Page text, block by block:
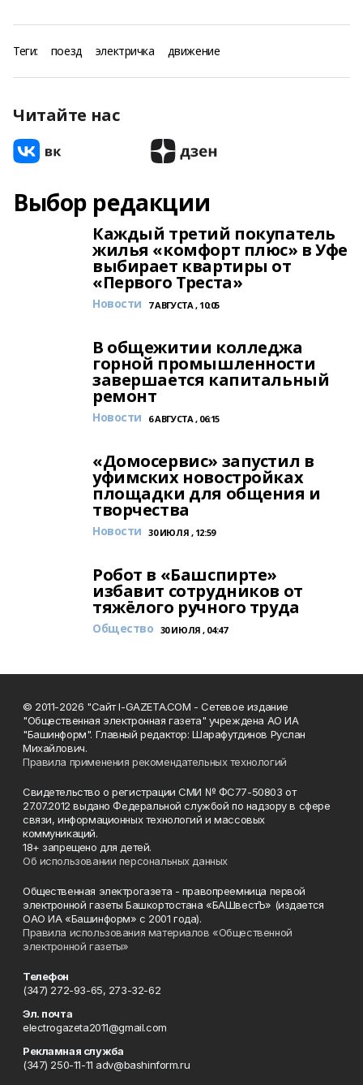
Теги: поезд электричка движение
Читайте нас
Выбор редакции
Каждый третий покупатель
жилья «комфорт плюс» в Уфе
выбирает квартиры от
«Первого Треста»
Новости 7 АВГУСТА , 10:05
В общежитии колледжа
горной промышленности
завершается капитальный
ремонт
Новости 6 АВГУСТА , 06:15
«Домосервис» запустил в
уфимских новостройках
площадки для общения и
творчества
Новости 30 ИЮЛЯ , 12:59
Робот в «Башспирте»
избавит сотрудников от
тяжёлого ручного труда
Общество 30 ИЮЛЯ , 04:47
© 2011-2026 "Сайт I-GAZETA.COM - Сетевое издание
"Общественная электронная газета" учреждена АО ИА
"Башинформ". Главный редактор: Шарафутдинов Руслан
Михайлович.
Правила применения рекомендательных технологий
Свидетельство о регистрации СМИ № ФС77-50803 от
27.07.2012 выдано Федеральной службой по надзору в сфере
связи, информационных технологий и массовых
коммуникаций.
18+ запрещено для детей.
Об использовании персональных данных
Общественная электрогазета - правопреемница первой
электронной газеты Башкортостана «БАШвестЪ» (издается
ОАО ИА «Башинформ» с 2001 года).
Правила использования материалов «Общественной
электронной газеты»
Телефон
(347) 272-93-65, 273-32-62
Эл. почта
electrogazeta2011@gmail.com
Рекламная служба
(347) 250-11-11 adv@bashinform.ru